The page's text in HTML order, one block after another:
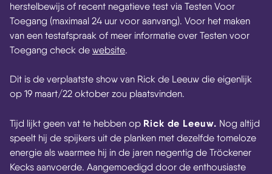
herstelbewijs of recent negatieve test via Testen Voor
Toegang (maximaal 24 uur voor aanvang). Voor het maken
van een testafspraak of meer informatie over Testen voor
Toegang check de website.
Dit is de verplaatste show van Rick de Leeuw die eigenlijk
op 19 maart/22 oktober zou plaatsvinden.
Tijd lijkt geen vat te hebben op Rick de Leeuw. Nog altijd
speelt hij de spijkers uit de planken met dezelfde tomeloze
energie als waarmee hij in de jaren negentig de Tröckener
Kecks aanvoerde. Aangemoedigd door de enthousiaste